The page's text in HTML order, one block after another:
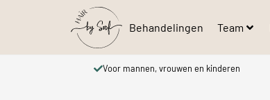
Behandelingen Team
Voor mannen, vrouwen en kinderen